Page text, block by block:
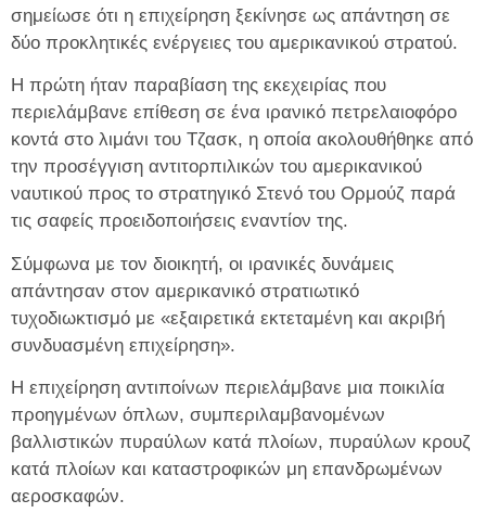
σημείωσε ότι η επιχείρηση ξεκίνησε ως απάντηση σε
δύο προκλητικές ενέργειες του αμερικανικού στρατού.
Η πρώτη ήταν παραβίαση της εκεχειρίας που
περιελάμβανε επίθεση σε ένα ιρανικό πετρελαιοφόρο
κοντά στο λιμάνι του Τζασκ, η οποία ακολουθήθηκε από
την προσέγγιση αντιτορπιλικών του αμερικανικού
ναυτικού προς το στρατηγικό Στενό του Ορμούζ παρά
τις σαφείς προειδοποιήσεις εναντίον της.
Σύμφωνα με τον διοικητή, οι ιρανικές δυνάμεις
απάντησαν στον αμερικανικό στρατιωτικό
τυχοδιωκτισμό με «εξαιρετικά εκτεταμένη και ακριβή
συνδυασμένη επιχείρηση».
Η επιχείρηση αντιποίνων περιελάμβανε μια ποικιλία
προηγμένων όπλων, συμπεριλαμβανομένων
βαλλιστικών πυραύλων κατά πλοίων, πυραύλων κρουζ
κατά πλοίων και καταστροφικών μη επανδρωμένων
αεροσκαφών.